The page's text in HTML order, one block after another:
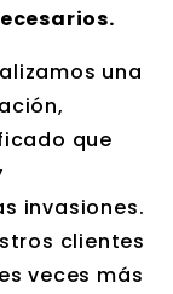
una
que
invasiones.
clientes
veces más